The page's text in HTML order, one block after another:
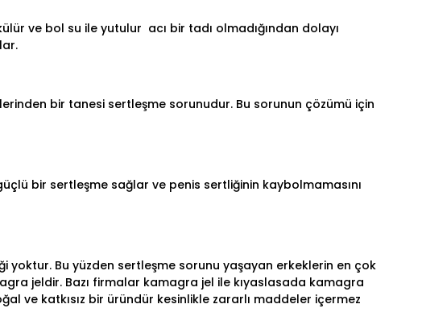
ve bol su ile yutulur acı bir tadı olmadığından dolayı
bir tanesi sertleşme sorunudur. Bu sorunun çözümü için
bir sertleşme sağlar ve penis sertliğinin kaybolmamasını
yoktur. Bu yüzden sertleşme sorunu yaşayan erkeklerin en çok
jeldir. Bazı firmalar kamagra jel ile kıyaslasada kamagra
ve katkısız bir üründür kesinlikle zararlı maddeler içermez